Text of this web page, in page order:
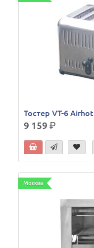
Тостер VT-6 Airhot
9 159р.
Москва